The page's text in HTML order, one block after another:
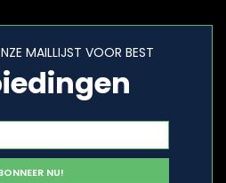
MAILLIJST VOOR BEST